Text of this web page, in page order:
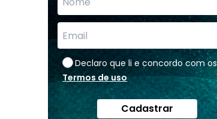
Declaro que li e concordo com os
Termos de uso
Cadastrar